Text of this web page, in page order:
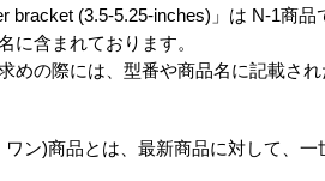
bracket (3.5-5.25-inches)」は N-1商品
に含まれております。
めの際には、型番や商品名に記載さ
ワン)商品とは、最新商品に対して、一